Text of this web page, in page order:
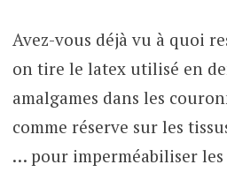
Avez-vous déjà vu à quoi
on tire le latex utilisé en
amalgames dans les
comme réserve sur les
… pour imperméabiliser les